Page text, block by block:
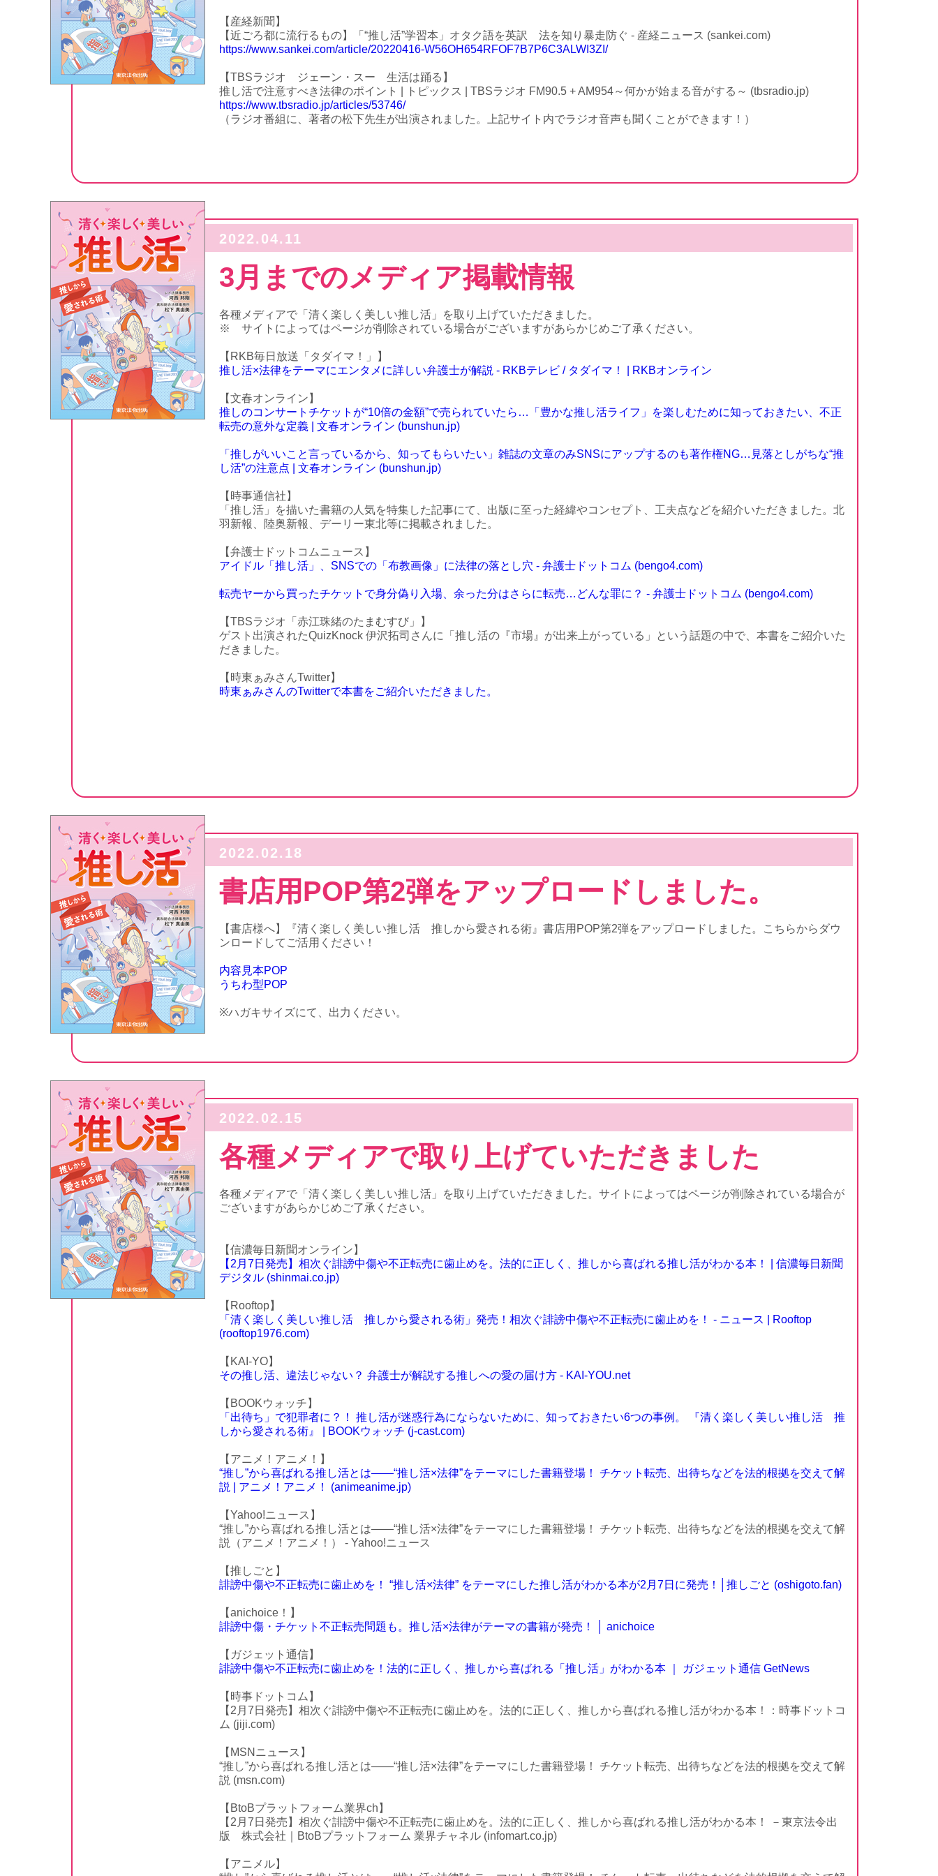
【産経新聞】
【近ごろ都に流行るもの】「“推し活”学習本」オタク語を英訳 法を知り暴走防ぐ - 産経ニュース (sankei.com)
https://www.sankei.com/article/20220416-W56OH654RFOF7B7P6C3ALWI3ZI/
【TBSラジオ ジェーン・スー 生活は踊る】
推し活で注意すべき法律のポイント | トピックス | TBSラジオ FM90.5 + AM954～何かが始まる音がする～ (tbsradio.jp)
https://www.tbsradio.jp/articles/53746/
（ラジオ番組に、著者の松下先生が出演されました。上記サイト内でラジオ音声も聞くことができます！）
2022.04.11
3月までのメディア掲載情報
各種メディアで「清く楽しく美しい推し活」を取り上げていただきました。
※ サイトによってはページが削除されている場合がございますがあらかじめご了承ください。
【RKB毎日放送「タダイマ！」】
推し活×法律をテーマにエンタメに詳しい弁護士が解説 - RKBテレビ / タダイマ！ | RKBオンライン
【文春オンライン】
推しのコンサートチケットが“10倍の金額”で売られていたら…「豊かな推し活ライフ」を楽しむために知っておきたい、不正
転売の意外な定義 | 文春オンライン (bunshun.jp)
「推しがいいこと言っているから、知ってもらいたい」雑誌の文章のみSNSにアップするのも著作権NG…見落としがちな“推
し活”の注意点 | 文春オンライン (bunshun.jp)
【時事通信社】
「推し活」を描いた書籍の人気を特集した記事にて、出版に至った経緯やコンセプト、工夫点などを紹介いただきました。北
羽新報、陸奥新報、デーリー東北等に掲載されました。
【弁護士ドットコムニュース】
アイドル「推し活」、SNSでの「布教画像」に法律の落とし穴 - 弁護士ドットコム (bengo4.com)
転売ヤーから買ったチケットで身分偽り入場、余った分はさらに転売…どんな罪に？ - 弁護士ドットコム (bengo4.com)
【TBSラジオ「赤江珠緒のたまむすび」】
ゲスト出演されたQuizKnock 伊沢拓司さんに「推し活の『市場』が出来上がっている」という話題の中で、本書をご紹介いた
だきました。
【時東ぁみさんTwitter】
時東ぁみさんのTwitterで本書をご紹介いただきました。
2022.02.18
書店用POP第2弾をアップロードしました。
【書店様へ】『清く楽しく美しい推し活 推しから愛される術』書店用POP第2弾をアップロードしました。こちらからダウ
ンロードしてご活用ください！
内容見本POP
うちわ型POP
※ハガキサイズにて、出力ください。
2022.02.15
各種メディアで取り上げていただきました
各種メディアで「清く楽しく美しい推し活」を取り上げていただきました。サイトによってはページが削除されている場合が
ございますがあらかじめご了承ください。
【信濃毎日新聞オンライン】
【2月7日発売】相次ぐ誹謗中傷や不正転売に歯止めを。法的に正しく、推しから喜ばれる推し活がわかる本！ | 信濃毎日新聞
デジタル (shinmai.co.jp)
【Rooftop】
「清く楽しく美しい推し活 推しから愛される術」発売！相次ぐ誹謗中傷や不正転売に歯止めを！ - ニュース | Rooftop
(rooftop1976.com)
【KAI-YO】
その推し活、違法じゃない？ 弁護士が解説する推しへの愛の届け方 - KAI-YOU.net
【BOOKウォッチ】
「出待ち」で犯罪者に？！ 推し活が迷惑行為にならないために、知っておきたい6つの事例。 『清く楽しく美しい推し活 推
しから愛される術』 | BOOKウォッチ (j-cast.com)
【アニメ！アニメ！】
“推し”から喜ばれる推し活とは――“推し活×法律”をテーマにした書籍登場！ チケット転売、出待ちなどを法的根拠を交えて解
説 | アニメ！アニメ！ (animeanime.jp)
【Yahoo!ニュース】
“推し”から喜ばれる推し活とは――“推し活×法律”をテーマにした書籍登場！ チケット転売、出待ちなどを法的根拠を交えて解
説（アニメ！アニメ！） - Yahoo!ニュース
【推しごと】
誹謗中傷や不正転売に歯止めを！ “推し活×法律” をテーマにした推し活がわかる本が2月7日に発売！│推しごと (oshigoto.fan)
【anichoice！】
誹謗中傷・チケット不正転売問題も。推し活×法律がテーマの書籍が発売！ │ anichoice
【ガジェット通信】
誹謗中傷や不正転売に歯止めを！法的に正しく、推しから喜ばれる「推し活」がわかる本 ｜ ガジェット通信 GetNews
【時事ドットコム】
【2月7日発売】相次ぐ誹謗中傷や不正転売に歯止めを。法的に正しく、推しから喜ばれる推し活がわかる本！：時事ドットコ
ム (jiji.com)
【MSNニュース】
“推し”から喜ばれる推し活とは――“推し活×法律”をテーマにした書籍登場！ チケット転売、出待ちなどを法的根拠を交えて解
説 (msn.com)
【BtoBプラットフォーム業界ch】
【2月7日発売】相次ぐ誹謗中傷や不正転売に歯止めを。法的に正しく、推しから喜ばれる推し活がわかる本！ －東京法令出
版 株式会社｜BtoBプラットフォーム 業界チャネル (infomart.co.jp)
【アニメル】